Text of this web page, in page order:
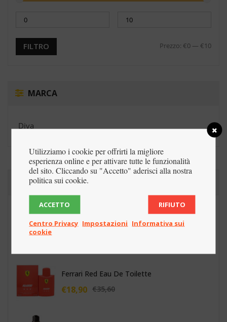
FILTRO Prezzo: €0 — €10
MARCA
Diva
PIÚVENDUTI
Shampoo Colorante Hair Quality Senza
Ammoniaca
Ferrari Red Eau De Toilette
€35,60
€18,90
Utilizziamo i cookie per offrirti la migliore
esperienza online e per attivare tutte le funzionalità
del sito. Cliccando su "Accetto" aderisci alla nostra
politica sui cookie.
ACCETTO RIFIUTO
Centro Privacy Impostazioni Informativa sui
cookie